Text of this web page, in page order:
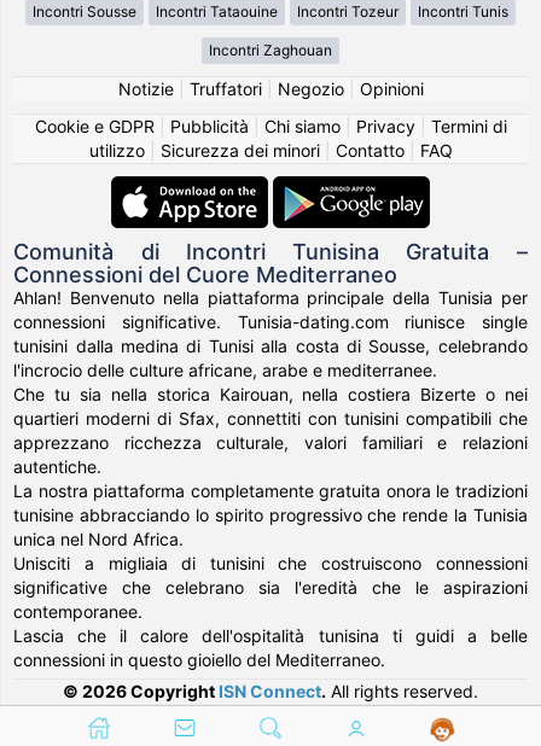
Incontri Sousse Incontri Tataouine Incontri Tozeur Incontri Tunis
Incontri Zaghouan
Notizie| Truffatori| Negozio| Opinioni
Cookie e GDPR
Pubblicità Chi siamo| Privacy| Termini di
utilizzo| Sicurezza dei minori| Contatto| FAQ
Comunità di Incontri Tunisina Gratuita –
Connessioni del Cuore Mediterraneo
Ahlan! Benvenuto nella piattaforma principale della Tunisia per
connessioni significative. Tunisia-dating.com riunisce single
tunisini dalla medina di Tunisi alla costa di Sousse, celebrando
l'incrocio delle culture africane, arabe e mediterranee.
Che tu sia nella storica Kairouan, nella costiera Bizerte o nei
quartieri moderni di Sfax, connettiti con tunisini compatibili che
apprezzano ricchezza culturale, valori familiari e relazioni
autentiche.
La nostra piattaforma completamente gratuita onora le tradizioni
tunisine abbracciando lo spirito progressivo che rende la Tunisia
unica nel Nord Africa.
Unisciti a migliaia di tunisini che costruiscono connessioni
significative che celebrano sia l'eredità che le aspirazioni
contemporanee.
Lascia che il calore dell'ospitalità tunisina ti guidi a belle
connessioni in questo gioiello del Mediterraneo.
© 2026 Copyright ISN Connect. All rights reserved.